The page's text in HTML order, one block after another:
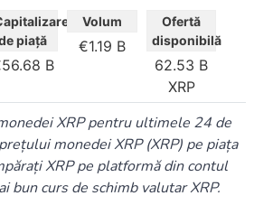
piață
B
Volum
1.19 B
Ofertă
disponibilă
62.53 B
XRP
XRP pentru ultimele 24 de
monedei XRP (XRP) pe piața
XRP pe platformă din contul
bun curs de schimb valutar XRP.